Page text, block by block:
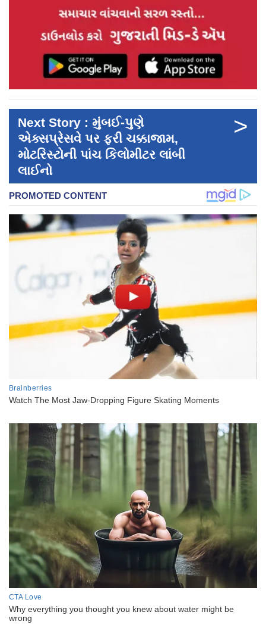
Next Story : મુંબઈ-પુણે
એક્સપ્રેસવે પર ફરી ચક્કાજામ,
મોટરિસ્ટોની પાંચ કિલોમીટર લાંબી
લાઈનો
>